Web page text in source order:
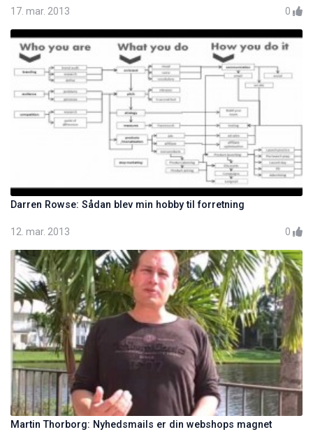
17. mar. 2013 0
Darren Rowse: Sådan blev min hobby til forretning
12. mar. 2013 0
Martin Thorborg: Nyhedsmails er din webshops magnet